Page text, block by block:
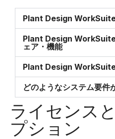
Plant Design
Plant Design WorkSuite
ェア・機能
Plant Design
どのようなシステム要件
ライセンス
プション